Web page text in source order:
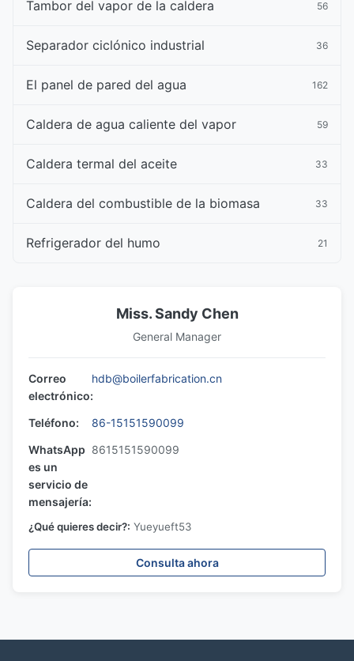
Tambor del vapor de la caldera 56
Separador ciclónico industrial 36
El panel de pared del agua 162
Caldera de agua caliente del vapor 59
Caldera termal del aceite 33
Caldera del combustible de la biomasa 33
Refrigerador del humo 21
Miss. Sandy Chen
General Manager
Correo
electrónico:
hdb@boilerfabrication.cn
Teléfono:
86-15151590099
WhatsApp
es un
servicio de
mensajería:
8615151590099
¿Qué quieres decir?: Yueyueft53
Consulta ahora